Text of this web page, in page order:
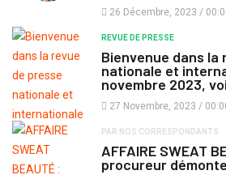
26 Décembre, 2023 /
REVUE DE PRESSE
Bienvenue dans la
nationale et
novembre 2023,
27 Novembre, 2023 /
PAR NOS CORRESPONDANTS
AFFAIRE SWEAT
procureur